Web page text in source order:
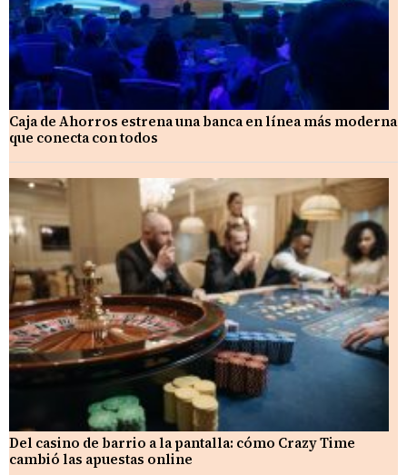
Caja de Ahorros estrena una banca en línea más moderna
que conecta con todos
Del casino de barrio a la pantalla: cómo Crazy Time
cambió las apuestas online